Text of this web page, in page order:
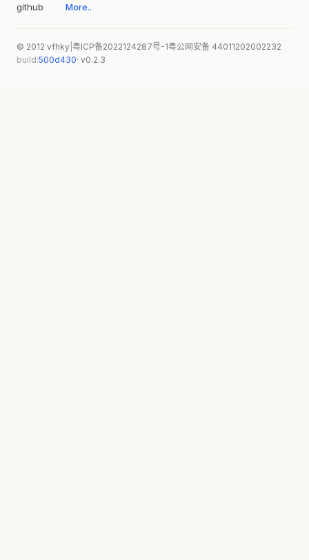
github More..
© 2012 vfhky 粤ICP备2022124287号-1粤公网安备 44011202002232
build:500d430· v0.2.3